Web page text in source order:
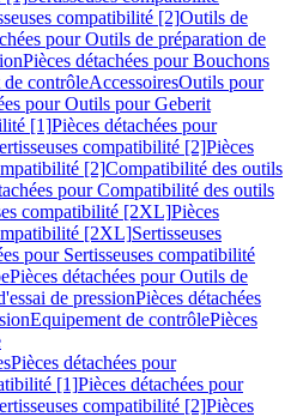
compatibilité [2]Outils de
pour Outils de préparation de
Pièces détachées pour Bouchons
contrôleAccessoiresOutils pour
pour Outils pour Geberit
[1]Pièces détachées pour
compatibilité [2]Pièces
[2]Compatibilité des outils
pour Compatibilité des outils
compatibilité [2XL]Pièces
[2XL]Sertisseuses
pour Sertisseuses compatibilité
Pièces détachées pour Outils de
de pressionPièces détachées
Equipement de contrôlePièces
Pièces détachées pour
[1]Pièces détachées pour
compatibilité [2]Pièces